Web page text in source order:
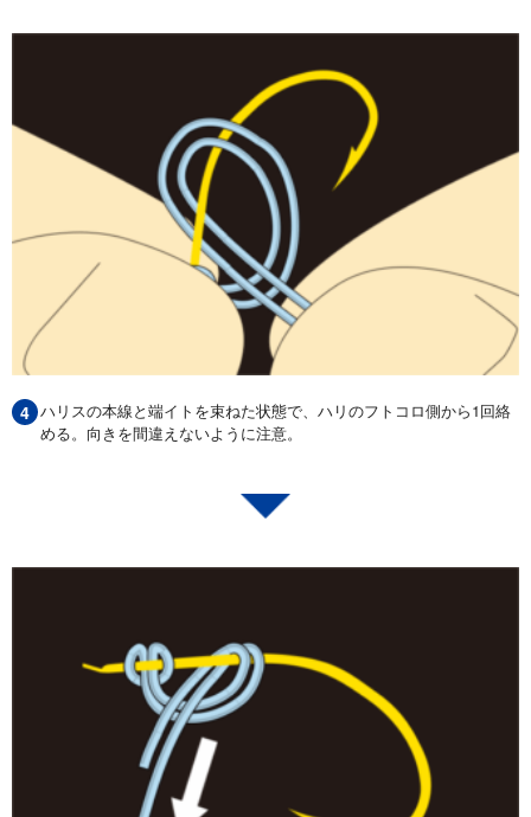
ハリスの本線と端イトを束ねた状態で、ハリのフトコロ側から1回絡
める。向きを間違えないように注意。